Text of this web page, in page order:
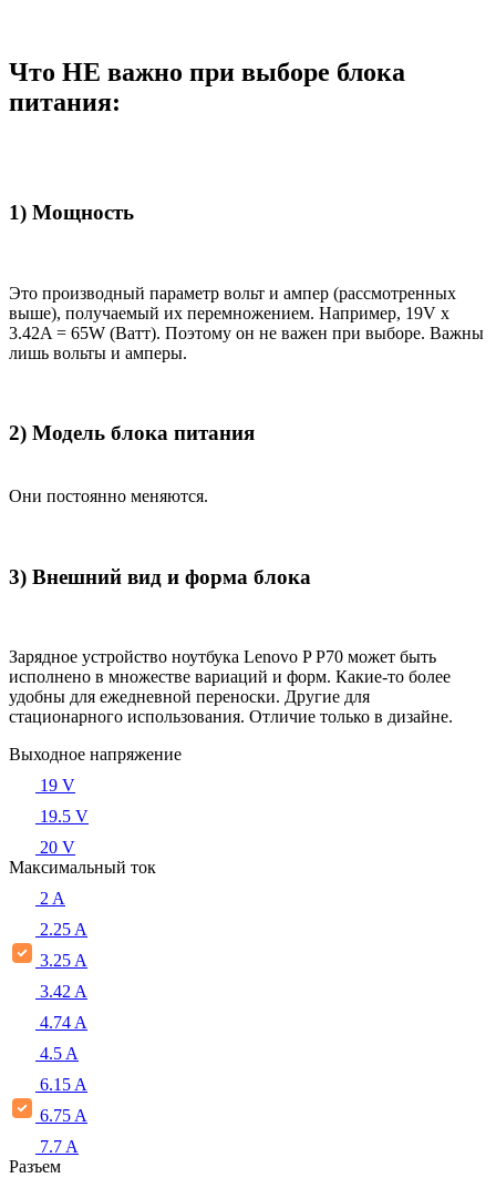
Что НЕ важно при выборе блока
питания:
1) Мощность
Это производный параметр вольт и ампер (рассмотренных
выше), получаемый их перемножением. Например, 19V x
3.42A = 65W (Ватт). Поэтому он не важен при выборе. Важны
лишь вольты и амперы.
2) Модель блока питания
Они постоянно меняются.
3) Внешний вид и форма блока
Зарядное устройство ноутбука Lenovo P P70 может быть
исполнено в множестве вариаций и форм. Какие-то более
удобны для ежедневной переноски. Другие для
стационарного использования. Отличие только в дизайне.
Выходное напряжение
19 V
19.5 V
20 V
Максимальный ток
2 A
2.25 A
3.25 A
3.42 A
4.74 A
4.5 A
6.15 A
6.75 A
7.7 A
Разъем